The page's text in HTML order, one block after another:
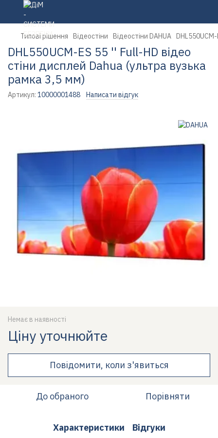
Типові рішення Відеостіни Відеостіни DAHUA
DHL550UCM-ES 55 '' Full-HD відео
стіни дисплей Dahua (ультра вузька
рамка 3,5 мм)
Артикул: 10000001488 Написати відгук
Немає в наявності
Ціну уточнюйте
Повідомити, коли з'явиться
До обраного Порівняти
Характеристики Відгуки